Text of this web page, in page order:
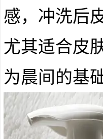
感，冲洗后
尤其适合皮
为晨间的基